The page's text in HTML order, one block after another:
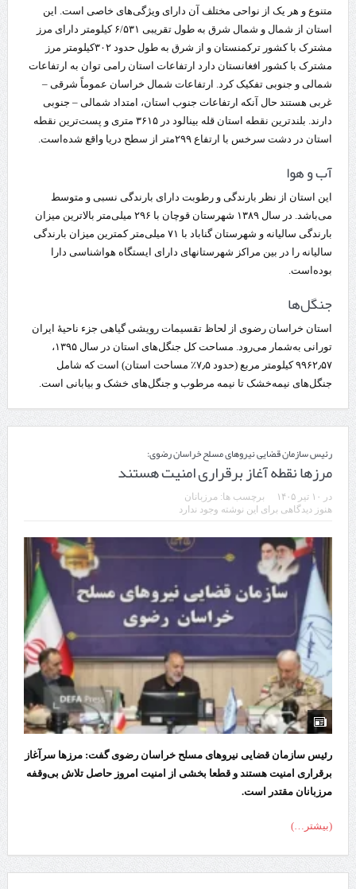
متنوع و هر یک از نواحی مختلف آن دارای ویژگی‌های خاصی است. این
استان از شمال و شمال شرق به طول تقریبی ۶/۵۳۱ کیلومتر دارای مرز
مشترک با کشور ترکمنستان و از شرق به طول حدود ۳۰۲کیلومتر مرز
مشترک با کشور افغانستان دارد ارتفاعات استان رامی توان به ارتفاعات
شمالی و جنوبی تفکیک کرد. ارتفاعات شمال خراسان عموماً شرقی –
غربی هستند حال آنکه ارتفاعات جنوب استان، امتداد شمالی – جنوبی
دارند. بلندترین نقطه استان قله بینالود در ۳۶۱۵ متری و پست‌ترین نقطه
استان در دشت سرخس با ارتفاع ۲۹۹متر از سطح دریا واقع شده‌است.
آب و هوا
این استان از نظر بارندگی و رطوبت دارای بارندگی نسبی و متوسط
می‌باشد. در سال ۱۳۸۹ شهرستان قوچان با ۲۹۶ میلی‌متر بالاترین میزان
بارندگی سالیانه و شهرستان گناباد با ۷۱ میلی‌متر کمترین میزان بارندگی
سالیانه را در بین مراکز شهرستانهای دارای ایستگاه هواشناسی دارا
بوده‌است.
جنگل‌ها
استان خراسان رضوی از لحاظ تقسیمات رویشی گیاهی جزء ناحیهٔ ایران
تورانی به‌شمار می‌رود. مساحت کل جنگل‌های استان در سال ۱۳۹۵،
۹۹۶۲٫۵۷ کیلومتر مربع (حدود ۷٫۵٪ مساحت استان) است که شامل
جنگل‌های نیمه‌خشک تا نیمه مرطوب و جنگل‌های خشک و بیابانی است.
رئیس سازمان قضایی نیرو‌های مسلح خراسان رضوی:
مرز‌ها نقطه آغاز برقراری امنیت هستند
در ۱۰ تیر ۱۴۰۵ برچسب ها: مرزبانان
هنوز دیدگاهی برای این نوشته وجود ندارد
رئیس سازمان قضایی نیرو‌های مسلح خراسان رضوی گفت: مرز‌ها سرآغاز
برقراری امنیت هستند و قطعا بخشی از امنیت امروز حاصل تلاش بی‌وقفه
مرزبانان مقتدر است.
(بیشتر…)